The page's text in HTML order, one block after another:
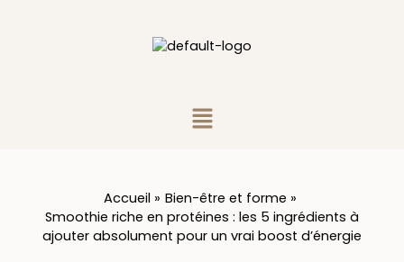
Menu
Accueil
Bien-être et forme
Smoothie riche en protéines : les 5 ingrédients à
ajouter absolument pour un vrai boost d’énergie